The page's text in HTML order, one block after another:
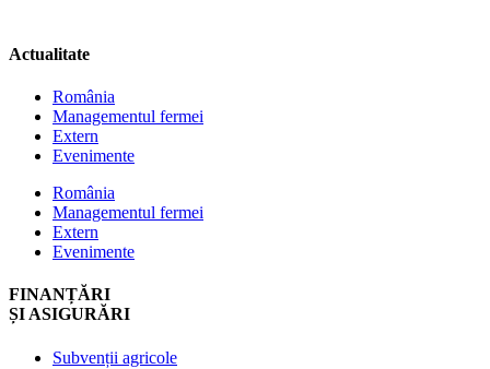
Actualitate
România
Managementul fermei
Extern
Evenimente
România
Managementul fermei
Extern
Evenimente
FINANȚĂRI
ȘI ASIGURĂRI
Subvenții agricole